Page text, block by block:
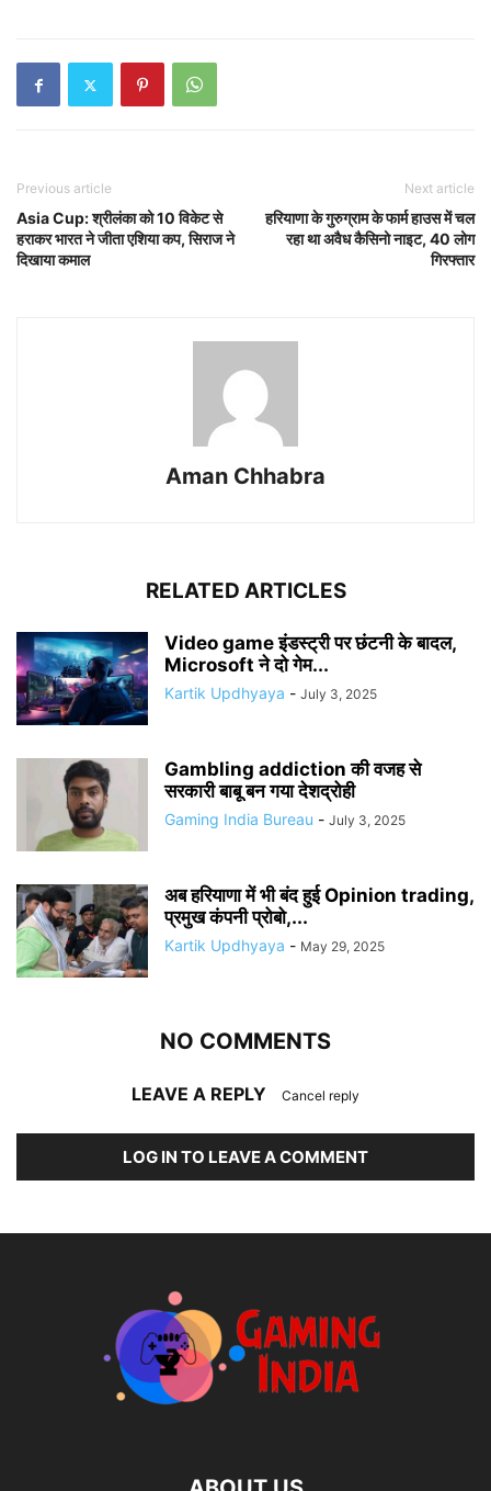
Previous article
Asia Cup: श्रीलंका को 10 विकेट से
हराकर भारत ने जीता एशिया कप, सिराज ने
दिखाया कमाल
Next article
हरियाणा के गुरुग्राम के फार्म हाउस में चल
रहा था अवैध कैसिनो नाइट, 40 लोग
गिरफ्तार
Aman Chhabra
RELATED ARTICLES
Video game इंडस्ट्री पर छंटनी के बादल,
Microsoft ने दो गेम...
Kartik Updhyaya - July 3, 2025
Gambling addiction की वजह से
सरकारी बाबू बन गया देशद्रोही
Gaming India Bureau - July 3, 2025
अब हरियाणा में भी बंद हुई Opinion trading,
प्रमुख कंपनी प्रोबो,...
Kartik Updhyaya - May 29, 2025
NO COMMENTS
LEAVE A REPLY Cancel reply
LOG IN TO LEAVE A COMMENT